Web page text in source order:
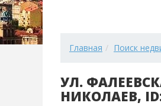
Главная Поиск
УЛ.
НИКОЛАЕВ,